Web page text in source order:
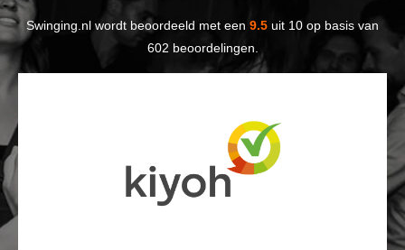
Swinging.nl wordt beoordeeld met een 9.5 uit 10 op basis van
602 beoordelingen.